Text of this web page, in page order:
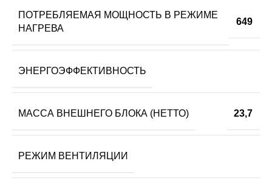
ПОТРЕБЛЯЕМАЯ МОЩНОСТЬ В РЕЖИМЕ
НАГРЕВА
649
ЭНЕРГОЭФФЕКТИВНОСТЬ
МАССА ВНЕШНЕГО БЛОКА (НЕТТО) 23,7
РЕЖИМ ВЕНТИЛЯЦИИ